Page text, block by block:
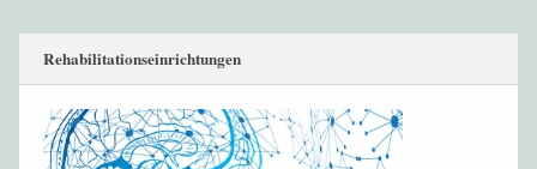
Rehabilitationseinrichtungen